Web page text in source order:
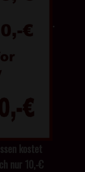
.
kostet
nur 10,-€